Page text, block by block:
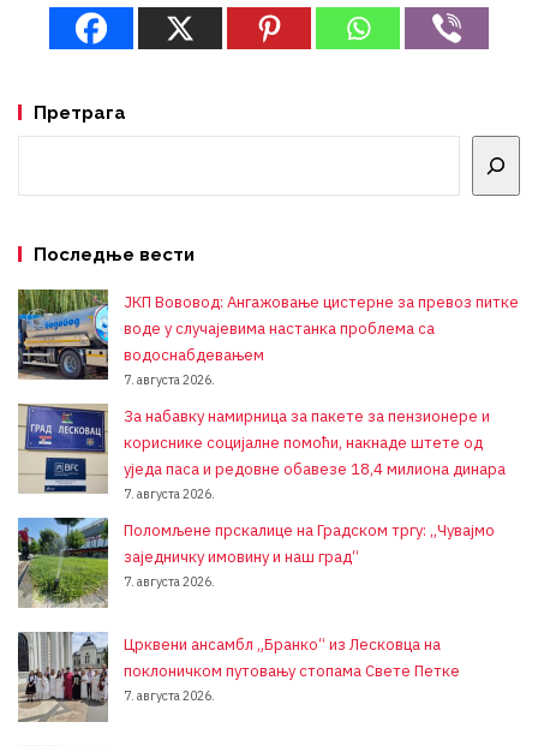
Претрага
Последње вести
ЈКП Вововод: Ангажовање цистерне за превоз питке
воде у случајевима настанка проблема са
водоснабдевањем
7. августа 2026.
За набавку намирница за пакете за пензионере и
кориснике социјалне помоћи, накнаде штете од
уједа паса и редовне обавезе 18,4 милиона динара
7. августа 2026.
Поломљене прскалице на Градском тргу: „Чувајмо
заједничку имовину и наш град“
7. августа 2026.
Црквени ансамбл „Бранко“ из Лесковца на
поклоничком путовању стопама Свете Петке
7. августа 2026.